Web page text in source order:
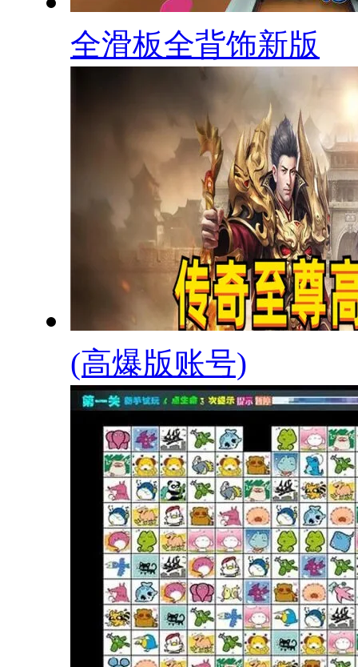
全滑板全背饰新版
(高爆版账号)